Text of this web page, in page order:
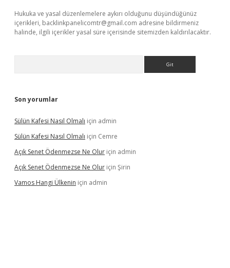
Hukuka ve yasal düzenlemelere aykırı olduğunu düşündüğünüz
içerikleri, backlinkpanelicomtr@gmail.com adresine bildirmeniz
halinde, ilgili içerikler yasal süre içerisinde sitemizden kaldırılacaktır.
Son yorumlar
Sülün Kafesi Nasıl Olmalı için admin
Sülün Kafesi Nasıl Olmalı için Cemre
Açık Senet Ödenmezse Ne Olur için admin
Açık Senet Ödenmezse Ne Olur için Şirin
Vamos Hangi Ülkenin için admin